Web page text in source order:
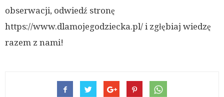
obserwacji, odwiedź stronę
https://www.dlamojegodziecka.pl/ i zgłębiaj wiedzę
razem z nami!